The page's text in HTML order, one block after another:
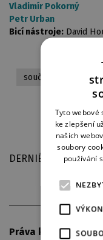
Vladimír Pokorný
Petr Urban
Bicí nástroje: David
současná tvorba
DERNIÉRA
Práva k uvedení
Tyto webové
ke zlepšení
našich
soubory
používání